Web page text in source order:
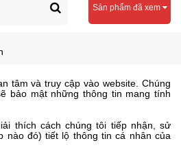
Sản phẩm đã xem
tâm và truy cập vào website. Chúng
bảo mật những thông tin mang tính
thích cách chúng tôi tiếp nhận, sử
nào đó) tiết lộ thông tin cá nhân của